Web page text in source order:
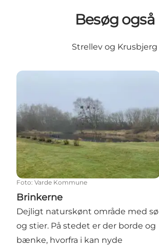
Besøg også
Strellev og Krusbjerg
Brinkerne
Foto: Varde Kommune
Brinkerne
Dejligt naturskønt område med sø
og stier. På stedet er der borde og
bænke, hvorfra i kan nyde